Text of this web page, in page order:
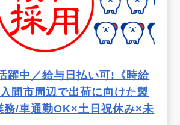
躍中／給与日払い可!《時給
間市周辺で出荷に向けた製
務/車通勤OK×土日祝休み×未